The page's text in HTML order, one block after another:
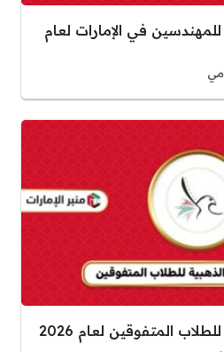
في الإمارات لعام
المتفوقين لعام 2026